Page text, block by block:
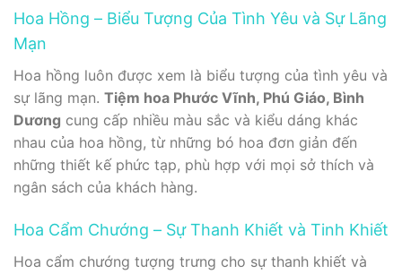
Hoa Hồng – Biểu Tượng Của Tình Yêu và Sự Lãng
Mạn
Hoa hồng luôn được xem là biểu tượng của tình yêu và
sự lãng mạn. Tiệm hoa Phước Vĩnh, Phú Giáo, Bình
Dương cung cấp nhiều màu sắc và kiểu dáng khác
nhau của hoa hồng, từ những bó hoa đơn giản đến
những thiết kế phức tạp, phù hợp với mọi sở thích và
ngân sách của khách hàng.
Hoa Cẩm Chướng – Sự Thanh Khiết và Tinh Khiết
Hoa cẩm chướng tượng trưng cho sự thanh khiết và